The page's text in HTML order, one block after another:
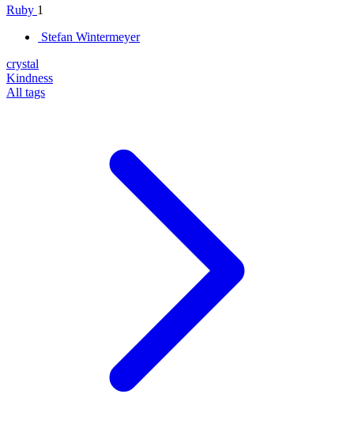
Ruby 1
Stefan Wintermeyer
crystal
Kindness
All tags